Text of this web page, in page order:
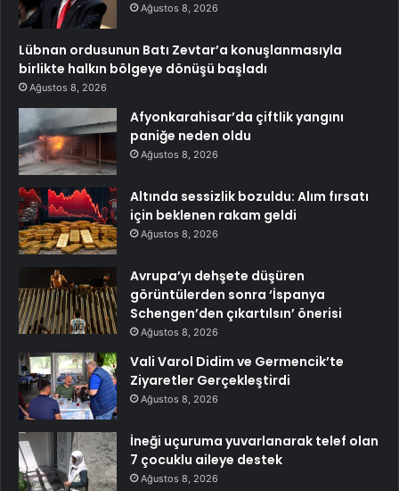
Ağustos 8, 2026
Lübnan ordusunun Batı Zevtar’a konuşlanmasıyla
birlikte halkın bölgeye dönüşü başladı
Ağustos 8, 2026
Afyonkarahisar’da çiftlik yangını
paniğe neden oldu
Ağustos 8, 2026
Altında sessizlik bozuldu: Alım fırsatı
için beklenen rakam geldi
Ağustos 8, 2026
Avrupa’yı dehşete düşüren
görüntülerden sonra ‘İspanya
Schengen’den çıkartılsın’ önerisi
Ağustos 8, 2026
Vali Varol Didim ve Germencik’te
Ziyaretler Gerçekleştirdi
Ağustos 8, 2026
İneği uçuruma yuvarlanarak telef olan
7 çocuklu aileye destek
Ağustos 8, 2026